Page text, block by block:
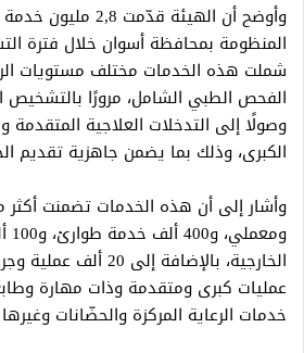
وأوضح أن الهيئة
المنظومة بمحافظة أسوان خلال فترة
شملت هذه الخدمات مختلف مستويات
الفحص الطبي الشامل، مرورًا بالتشخيص
وصولًا إلى التدخلات العلاجية المتقدمة
الكبرى، وذلك بما يضمن جاهزية تقديم
وأشار إلى أن هذه الخدمات تضمنت
عمليات كبرى ومتقدمة وذات مهارة
خدمات الرعاية المركزة والحضّانات